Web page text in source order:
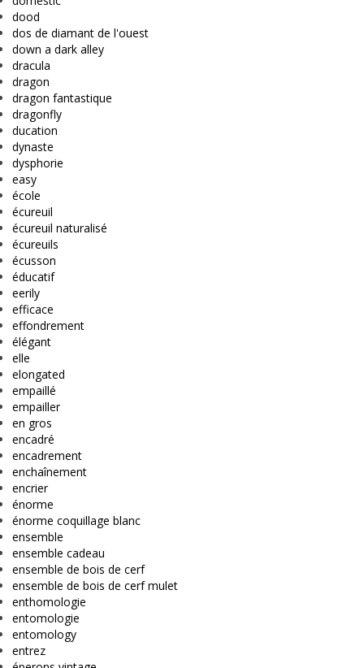
dood
dos de diamant de l'ouest
down a dark alley
dracula
dragon
dragon fantastique
dragonfly
ducation
dynaste
dysphorie
easy
école
écureuil
écureuil naturalisé
écureuils
écusson
éducatif
eerily
efficace
effondrement
élégant
elle
elongated
empaillé
empailler
en gros
encadré
encadrement
enchaînement
encrier
énorme
énorme coquillage blanc
ensemble
ensemble cadeau
ensemble de bois de cerf
ensemble de bois de cerf mulet
enthomologie
entomologie
entomology
entrez